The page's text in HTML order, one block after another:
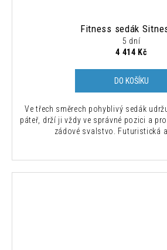
Fitness sedák
5 dní
4 414 Kč
DO KOŠÍKU
Ve třech směrech pohyblivý sedák
páteř, drží ji vždy ve správné pozici a
zádové svalstvo. Futuristická